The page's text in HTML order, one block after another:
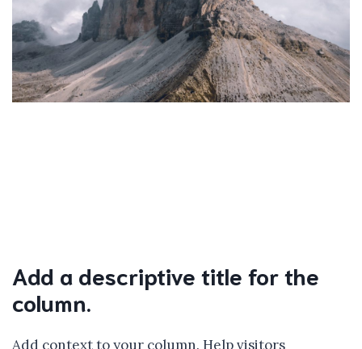
Add a descriptive title for the
column.
Add context to your column. Help visitors